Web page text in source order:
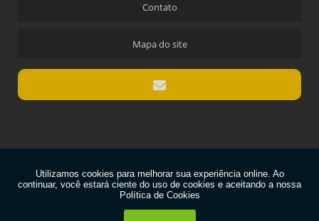
Contato
Mapa do site
W3C
W3C